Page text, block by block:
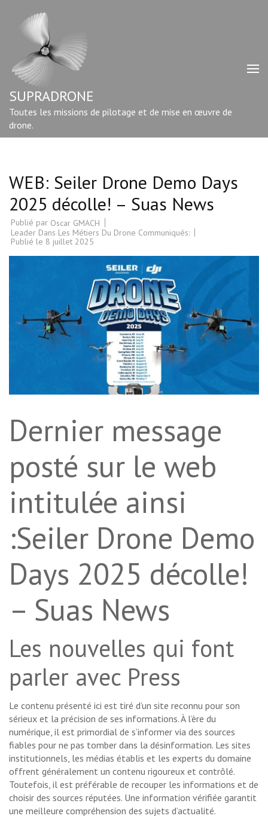
contenu
Entrée)
SUPRADRONE
Toutes les missions de pilotage et de mise en œuvre de
drone.
WEB: Seiler Drone Demo Days
2025 décolle! – Suas News
Publié par Oscar GMACH
Leader Dans Les Métiers Du Drone Communiqués:
Publié le 8 juillet 2025
Dernier message
posté sur le web
intitulée ainsi
:Seiler Drone Demo
Days 2025 décolle!
– Suas News
Les nouvelles qui font
parler avec Press
Le contenu présenté ici est tiré d’un site reconnu pour son
sérieux et la précision de ses informations. À l’ère du
numérique, il est primordial de s’informer via des sources
fiables pour ne pas tomber dans la désinformation. Les sites
institutionnels, les médias établis et les experts du domaine
offrent généralement un contenu rigoureux et contrôlé.
Toutefois, il est préférable de recouper les informations et de
choisir des sources réputées. Une information vérifiée garantit
une meilleure compréhension des sujets d’actualité.